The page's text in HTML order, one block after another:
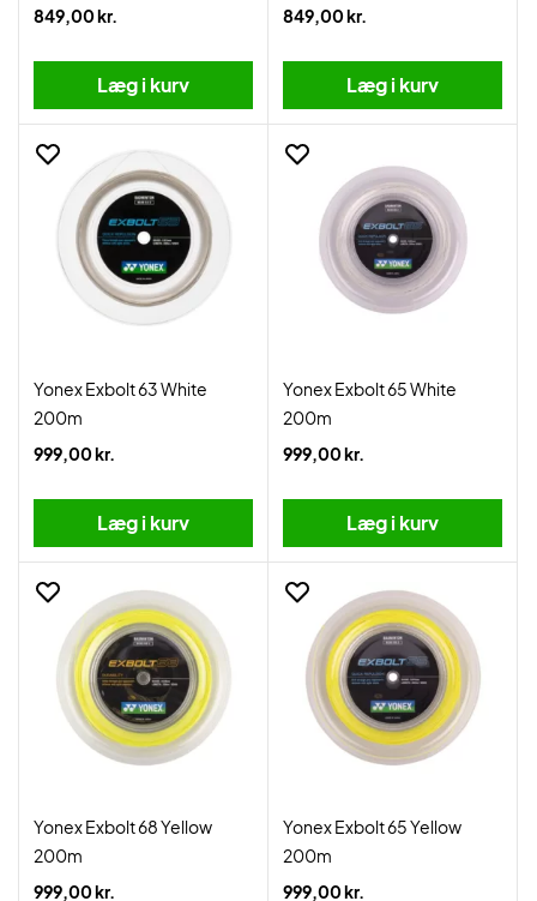
849,00 kr.
Læg i kurv
849,00 kr.
Læg i kurv
Yonex Exbolt 63 White
200m
999,00 kr.
Læg i kurv
Yonex Exbolt 65 White
200m
999,00 kr.
Læg i kurv
Yonex Exbolt 68 Yellow
200m
999,00 kr.
Yonex Exbolt 65 Yellow
200m
999,00 kr.